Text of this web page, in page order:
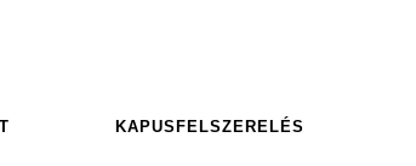
KAPUSFELSZERELÉS